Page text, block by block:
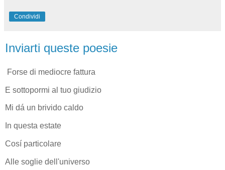
Condividi
Inviarti queste poesie
Forse di mediocre fattura
E sottopormi al tuo giudizio
Mi dá un brivido caldo
In questa estate
Cosí particolare
Alle soglie dell'universo